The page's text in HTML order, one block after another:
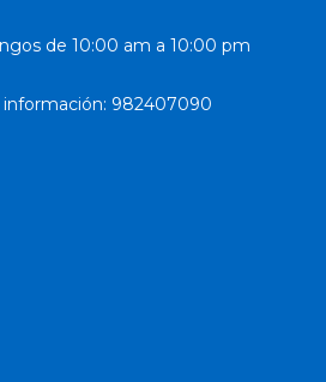
de 10:00 am a 10:00 pm
información: 982407090